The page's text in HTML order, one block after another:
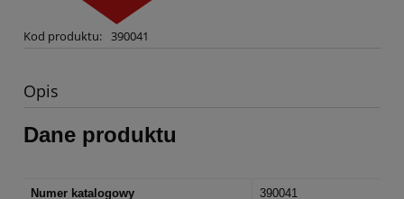
Kod produktu: 390041
Opis
Dane produktu
Numer katalogowy 390041